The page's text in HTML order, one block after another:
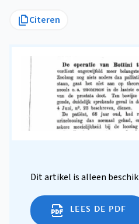
Citeren
Dit artikel is alleen
LEES DE PDF